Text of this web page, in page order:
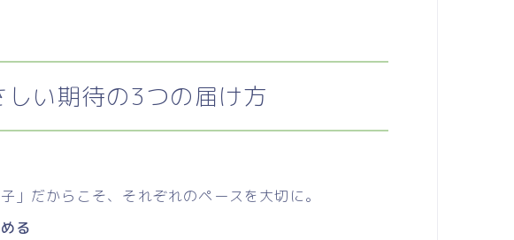
い期待の3つの届け方
」だからこそ、それぞれのペースを大切に。
る